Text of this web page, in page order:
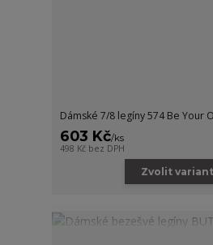
Dámské 7/8 legíny 574 Be Your
603 Kč/ks
498 Kč bez DPH
Zvolit